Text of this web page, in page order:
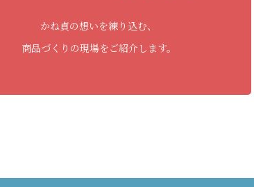
かね貞の想いを練り込む、
商品づくりの現場をご紹介します。